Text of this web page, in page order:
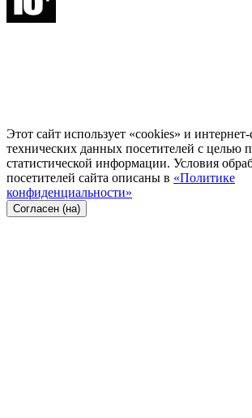
Этот сайт использует «cookies» и интернет-
технических данных посетителей с целью
статистической информации. Условия
посетителей сайта описаны в «Политике
конфиденциальности»
Согласен (на)